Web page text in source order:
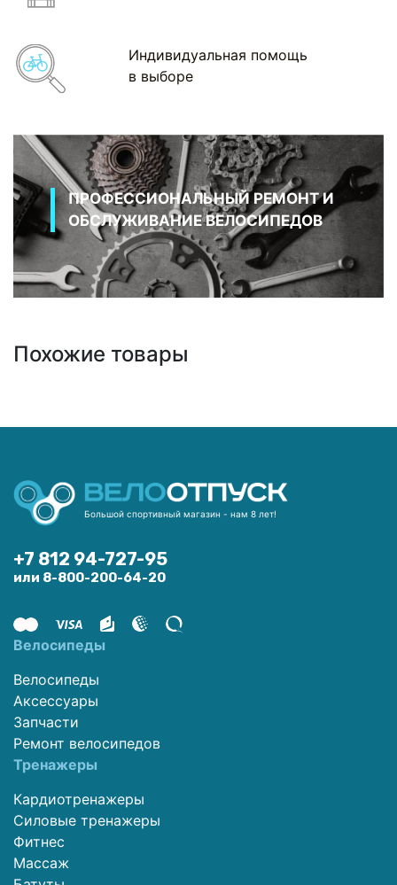
Индивидуальная помощь
в выборе
ПРОФЕССИОНАЛЬНЫЙ РЕМОНТ И
ОБСЛУЖИВАНИЕ ВЕЛОСИПЕДОВ
Похожие товары
Большой спортивный магазин - нам 8 лет!
+7 812 94-727-95
или 8-800-200-64-20
Велосипеды
Велосипеды
Аксессуары
Запчасти
Ремонт велосипедов
Тренажеры
Кардиотренажеры
Силовые тренажеры
Фитнес
Массаж